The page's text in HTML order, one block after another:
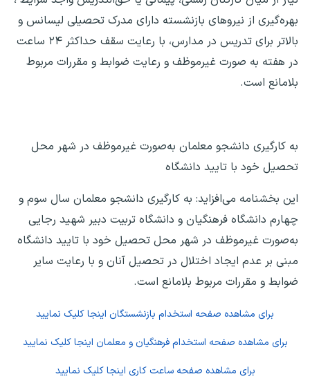
بهره‌گیری از نیروهای بازنشسته دارای مدرک تحصیلی لیسانس و
بالاتر برای تدریس در مدارس، با رعایت سقف حداکثر ۲۴ ساعت
در هفته به صورت غیرموظف و رعایت ضوابط و مقررات مربوط
بلامانع است.
به کارگیری دانشجو معلمان به‌صورت غیرموظف در شهر محل
تحصیل خود با تایید دانشگاه
این بخشنامه می‌افزاید: به کارگیری دانشجو معلمان سال سوم و
چهارم دانشگاه فرهنگیان و دانشگاه تربیت دبیر شهید رجایی
به‌صورت غیرموظف در شهر محل تحصیل خود با تایید دانشگاه
مبنی بر عدم ایجاد اختلال در تحصیل آنان و با رعایت سایر
ضوابط و مقررات مربوط بلامانع است.
برای مشاهده صفحه استخدام بازنشستگان اینجا کلیک نمایید
برای مشاهده صفحه استخدام فرهنگیان و معلمان اینجا کلیک نمایید
برای مشاهده صفحه ساعت کاری اینجا کلیک نمایید